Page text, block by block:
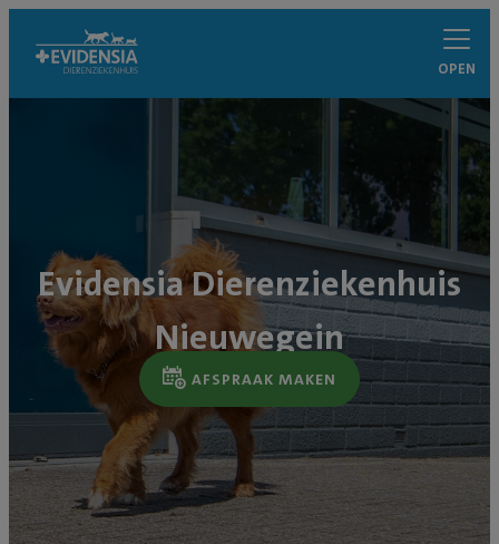
OPEN
Evidensia Dierenziekenhuis
Nieuwegein
AFSPRAAK MAKEN